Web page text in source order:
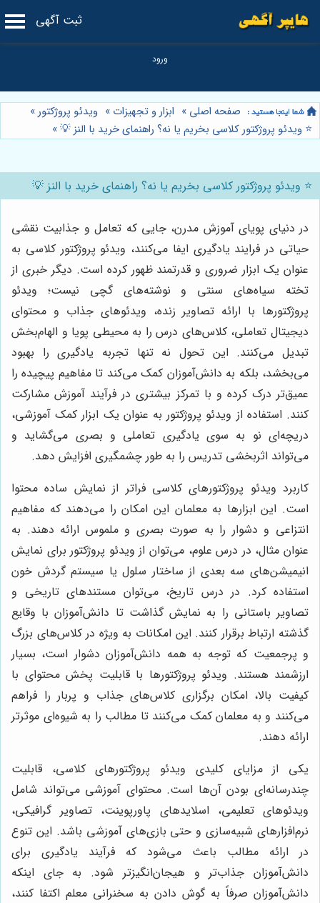
ثبت آگهی
صفحه اصلی » ابزار و تجهیزات » ویدئو پروژکتور»
⭐️ ویدئو پروژکتور کلاسی بخریم یا نه؟ راهنمای خرید با النز 💡»
⭐️ ویدئو پروژکتور کلاسی بخریم یا نه؟ راهنمای خرید با النز 💡
در دنیای پویای آموزش مدرن، جایی که تعامل و جذابیت نقشی
حیاتی در فرایند یادگیری ایفا می‌کنند، ویدئو پروژکتور کلاسی به
عنوان یک ابزار ضروری و قدرتمند ظهور کرده است. دیگر خبری از
تخته سیاه‌های سنتی و نوشته‌های گچی نیست؛ ویدئو
پروژکتورها با ارائه تصاویر زنده، ویدئوهای جذاب و محتوای
دیجیتال تعاملی، کلاس‌های درس را به محیطی پویا و الهام‌بخش
تبدیل می‌کنند. این تحول نه تنها تجربه یادگیری را بهبود
می‌بخشد، بلکه به دانش‌آموزان کمک می‌کند تا مفاهیم پیچیده را
عمیق‌تر درک کرده و با تمرکز بیشتری در فرآیند آموزش مشارکت
کنند. استفاده از ویدئو پروژکتور به عنوان یک ابزار کمک آموزشی،
دریچه‌ای نو به سوی یادگیری تعاملی و بصری می‌گشاید و
می‌تواند اثربخشی تدریس را به طور چشمگیری افزایش دهد.
کاربرد ویدئو پروژکتورهای کلاسی فراتر از نمایش ساده محتوا
است. این ابزارها به معلمان این امکان را می‌دهند که مفاهیم
انتزاعی و دشوار را به صورت بصری و ملموس ارائه دهند. به
عنوان مثال، در درس علوم، می‌توان از ویدئو پروژکتور برای نمایش
انیمیشن‌های سه بعدی از ساختار سلول یا سیستم گردش خون
استفاده کرد. در درس تاریخ، می‌توان مستندهای تاریخی و
تصاویر باستانی را به نمایش گذاشت تا دانش‌آموزان با وقایع
گذشته ارتباط برقرار کنند. این امکانات به ویژه در کلاس‌های بزرگ
و پرجمعیت که توجه به همه دانش‌آموزان دشوار است، بسیار
ارزشمند هستند. ویدئو پروژکتورها با قابلیت پخش محتوای با
کیفیت بالا، امکان برگزاری کلاس‌های جذاب و پربار را فراهم
می‌کنند و به معلمان کمک می‌کنند تا مطالب را به شیوه‌ای موثرتر
ارائه دهند.
یکی از مزایای کلیدی ویدئو پروژکتورهای کلاسی، قابلیت
چندرسانه‌ای بودن آن‌ها است. محتوای آموزشی می‌تواند شامل
ویدئوهای تعلیمی، اسلایدهای پاورپوینت، تصاویر گرافیکی،
نرم‌افزارهای شبیه‌سازی و حتی بازی‌های آموزشی باشد. این تنوع
در ارائه مطالب باعث می‌شود که فرآیند یادگیری برای
دانش‌آموزان جذاب‌تر و هیجان‌انگیزتر شود. به جای اینکه
دانش‌آموزان صرفاً به گوش دادن به سخنرانی معلم اکتفا کنند،